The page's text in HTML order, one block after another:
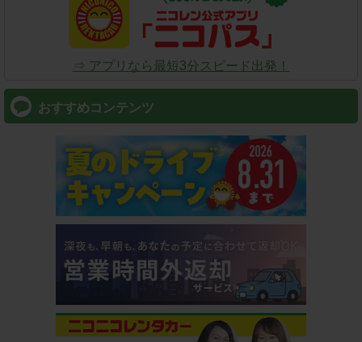
⇒ アプリなら最短3分スピード出発！
おすすめコンテンツ